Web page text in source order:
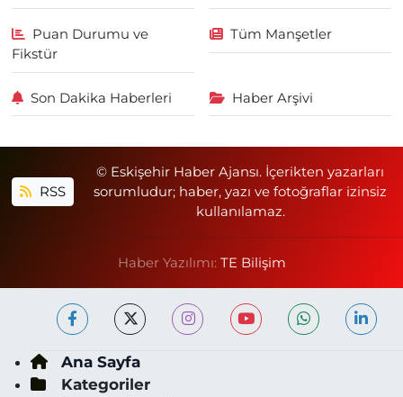
Puan Durumu ve
Fikstür
Tüm Manşetler
Son Dakika Haberleri Haber Arşivi
RSS
© Eskişehir Haber Ajansı. İçerikten yazarları
sorumludur; haber, yazı ve fotoğraflar izinsiz
kullanılamaz.
Haber Yazılımı: TE Bilişim
Ana Sayfa
Kategoriler